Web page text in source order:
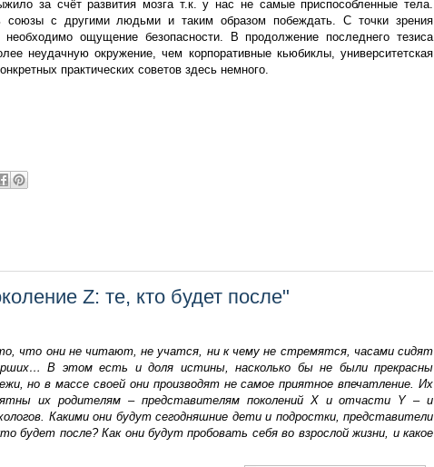
за счёт развития мозга т.к. у нас не самые приспособленные тела.
союзы с другими людьми и таким образом побеждать. С точки зрения
необходимо ощущение безопасности. В продолжение последнего тезиса
неудачную окружение, чем корпоративные кьюбиклы, университетская
практических советов здесь немного.
Z: те, кто будет после"
что они не читают, не учатся, ни к чему не стремятся, часами сидят
В этом есть и доля истины, насколько бы не были прекрасны
но в массе своей они производят не самое приятное впечатление. Их
их родителям – представителям поколений Х и отчасти Y – и
Какими они будут сегодняшние дети и подростки, представители
будет после? Как они будут пробовать себя во взрослой жизни, и какое